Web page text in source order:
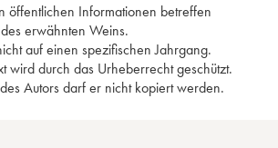
öffentlichen Informationen betreffen
erwähnten Weins.
auf einen spezifischen Jahrgang.
wird durch das Urheberrecht geschützt.
Autors darf er nicht kopiert werden.